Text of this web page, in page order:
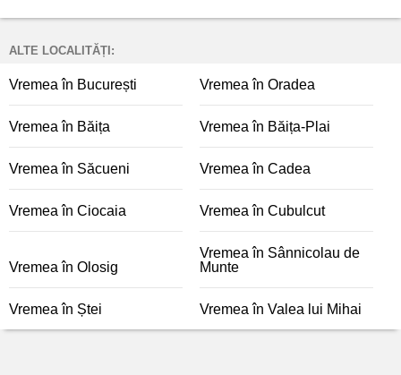
ALTE LOCALITĂȚI:
Vremea în București Vremea în Oradea
Vremea în Băița Vremea în Băița-Plai
Vremea în Săcueni Vremea în Cadea
Vremea în Ciocaia Vremea în Cubulcut
Vremea în Olosig
Vremea în Sânnicolau de
Munte
Vremea în Ștei Vremea în Valea lui Mihai